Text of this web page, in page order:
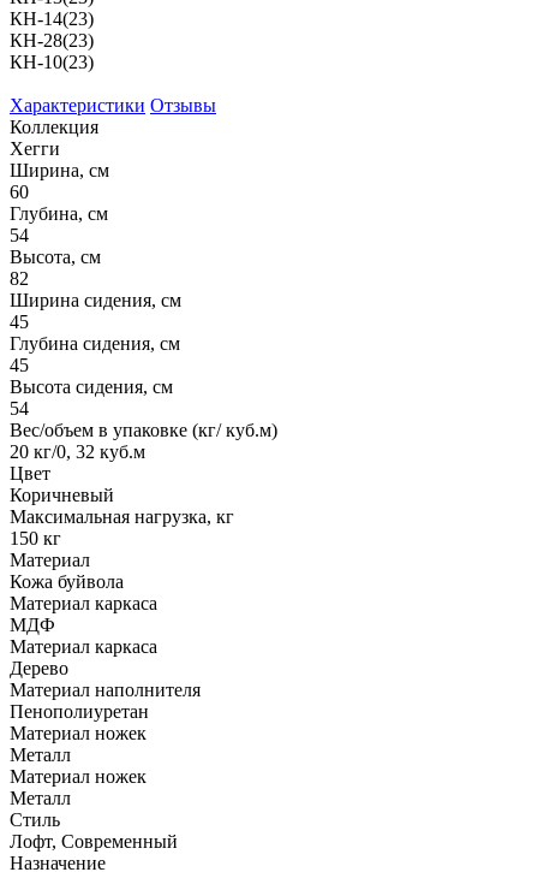
КН-14(23)
КН-28(23)
КН-10(23)
Характеристики Отзывы
Коллекция
Хегги
Ширина, см
60
Глубина, см
54
Высота, см
82
Ширина сидения, см
45
Глубина сидения, см
45
Высота сидения, см
54
Вес/объем в упаковке (кг/ куб.м)
20 кг/0, 32 куб.м
Цвет
Коричневый
Максимальная нагрузка, кг
150 кг
Материал
Кожа буйвола
Материал каркаса
МДФ
Материал каркаса
Дерево
Материал наполнителя
Пенополиуретан
Материал ножек
Металл
Материал ножек
Металл
Стиль
Лофт, Современный
Назначение